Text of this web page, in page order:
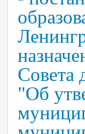
Совета
"Об